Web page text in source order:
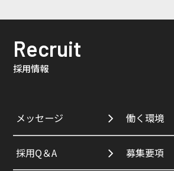
Recruit
採用情報
メッセージ 働く環境
採用Q＆A 募集要項